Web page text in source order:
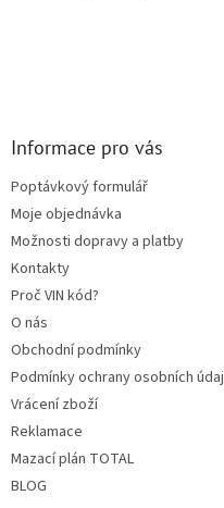
Informace pro vás
Poptávkový formulář
Moje objednávka
Možnosti dopravy a platby
Kontakty
Proč VIN kód?
O nás
Obchodní podmínky
Podmínky ochrany osobních
Vrácení zboží
Reklamace
Mazací plán TOTAL
BLOG